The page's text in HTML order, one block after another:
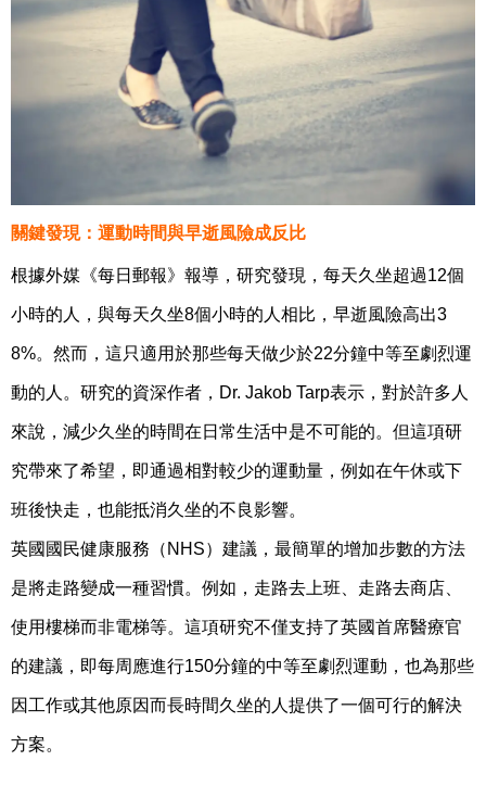
關鍵發現：運動時間與早逝風險成反比
根據外媒《每日郵報》報導，研究發現，每天久坐超過12個
小時的人，與每天久坐8個小時的人相比，早逝風險高出3
8%。然而，這只適用於那些每天做少於22分鐘中等至劇烈運
動的人。研究的資深作者，Dr. Jakob Tarp表示，對於許多人
來說，減少久坐的時間在日常生活中是不可能的。但這項研
究帶來了希望，即通過相對較少的運動量，例如在午休或下
班後快走，也能抵消久坐的不良影響。
英國國民健康服務（NHS）建議，最簡單的增加步數的方法
是將走路變成一種習慣。例如，走路去上班、走路去商店、
使用樓梯而非電梯等。這項研究不僅支持了英國首席醫療官
的建議，即每周應進行150分鐘的中等至劇烈運動，也為那些
因工作或其他原因而長時間久坐的人提供了一個可行的解決
方案。